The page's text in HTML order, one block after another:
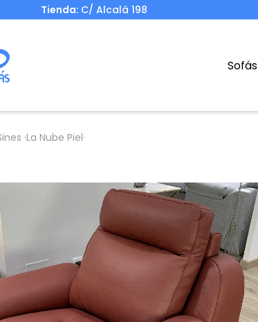
Tienda: C/ Alcalá 198
Sofás
·La Nube Piel·